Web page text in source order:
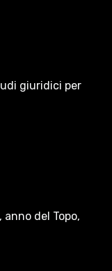
giuridici per
anno del Topo,